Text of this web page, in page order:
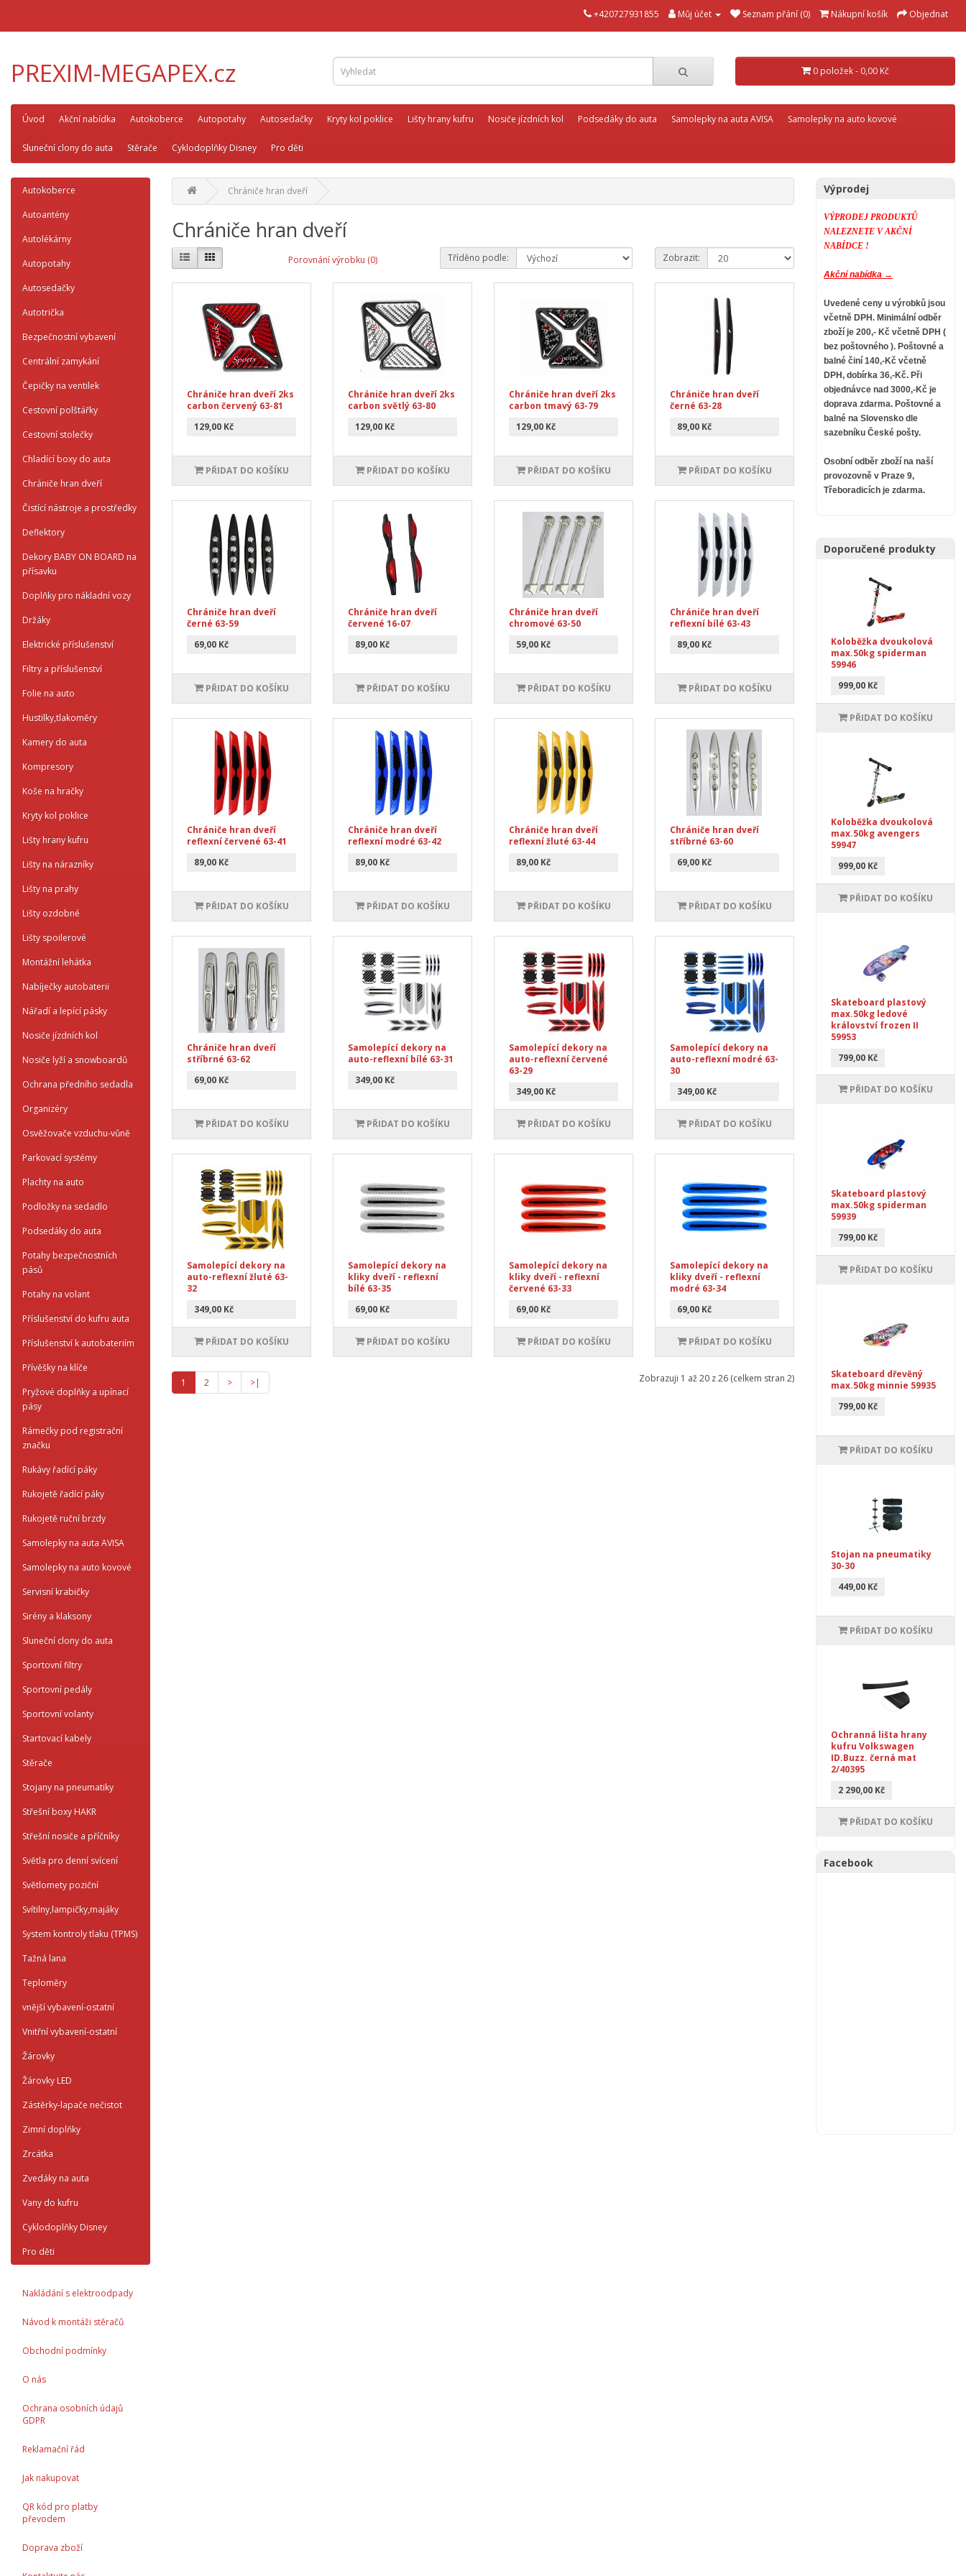
+420727931855 Můj účet Seznam přání (0) Nákupní košík Objednat
PREXIM-MEGAPEX.cz 0 položek - 0,00 Kč
Úvod Akční nabídka Autokoberce Autopotahy Autosedačky Kryty kol poklice Lišty hrany kufru Nosiče jízdních kol Podsedáky do auta Samolepky na auta AVISA Samolepky na auto kovové
Sluneční clony do auta Stěrače Cyklodoplňky Disney Pro děti
Autokoberce
Autoantény
Autolékárny
Autopotahy
Autosedačky
Autotrička
Bezpečnostní vybavení
Centrální zamykání
Čepičky na ventilek
Cestovní polštářky
Cestovní stolečky
Chladící boxy do auta
Chrániče hran dveří
Čistící nástroje a prostředky
Deflektory
Dekory BABY ON BOARD na
přísavku
Doplňky pro nákladní vozy
Držáky
Elektrické příslušenství
Filtry a příslušenství
Folie na auto
Hustilky,tlakoměry
Kamery do auta
Kompresory
Koše na hračky
Kryty kol poklice
Lišty hrany kufru
Lišty na nárazníky
Lišty na prahy
Lišty ozdobné
Lišty spoilerové
Montážní lehátka
Nabíječky autobaterii
Nářadí a lepící pásky
Nosiče jízdních kol
Nosiče lyží a snowboardů
Ochrana předního sedadla
Organizéry
Osvěžovače vzduchu-vůně
Parkovací systémy
Plachty na auto
Podložky na sedadlo
Podsedáky do auta
Potahy bezpečnostních
pásů
Potahy na volant
Příslušenství do kufru auta
Příslušenství k autobateriím
Přívěšky na klíče
Pryžové doplňky a upínací
pásy
Rámečky pod registrační
značku
Rukávy řadící páky
Rukojetě řadící páky
Rukojetě ruční brzdy
Samolepky na auta AVISA
Samolepky na auto kovové
Servisní krabičky
Sirény a klaksony
Sluneční clony do auta
Sportovní filtry
Sportovní pedály
Sportovní volanty
Startovací kabely
Stěrače
Stojany na pneumatiky
Střešní boxy HAKR
Střešní nosiče a příčníky
Světla pro denní svícení
Světlomety poziční
Svítilny,lampičky,majáky
System kontroly tlaku (TPMS)
Tažná lana
Teploměry
vnější vybavení-ostatní
Vnitřní vybavení-ostatní
Žárovky
Žárovky LED
Zástěrky-lapače nečistot
Zimní doplňky
Zrcátka
Zvedáky na auta
Vany do kufru
Cyklodoplňky Disney
Pro děti
Nakládání s elektroodpady
Návod k montáži stěračů
Obchodní podmínky
O nás
Ochrana osobních údajů
GDPR
Reklamační řád
Jak nakupovat
QR kód pro platby
převodem
Doprava zboží
Chrániče hran dveří
Chrániče hran dveří
Porovnání výrobku (0) Tříděno podle: Zobrazit:
Chrániče hran dveří 2ks
carbon červený 63-81
129,00 Kč
PŘIDAT DO KOŠÍKU
Chrániče hran dveří 2ks
carbon světlý 63-80
129,00 Kč
PŘIDAT DO KOŠÍKU
Chrániče hran dveří 2ks
carbon tmavý 63-79
129,00 Kč
PŘIDAT DO KOŠÍKU
Chrániče hran dveří
černé 63-28
89,00 Kč
PŘIDAT DO KOŠÍKU
Chrániče hran dveří
černé 63-59
69,00 Kč
PŘIDAT DO KOŠÍKU
Chrániče hran dveří
červené 16-07
89,00 Kč
PŘIDAT DO KOŠÍKU
Chrániče hran dveří
chromové 63-50
59,00 Kč
PŘIDAT DO KOŠÍKU
Chrániče hran dveří
reflexní bílé 63-43
89,00 Kč
PŘIDAT DO KOŠÍKU
Chrániče hran dveří
reflexní červené 63-41
89,00 Kč
PŘIDAT DO KOŠÍKU
Chrániče hran dveří
reflexní modré 63-42
89,00 Kč
PŘIDAT DO KOŠÍKU
Chrániče hran dveří
reflexní žluté 63-44
89,00 Kč
PŘIDAT DO KOŠÍKU
Chrániče hran dveří
stříbrné 63-60
69,00 Kč
PŘIDAT DO KOŠÍKU
Chrániče hran dveří
stříbrné 63-62
69,00 Kč
PŘIDAT DO KOŠÍKU
Samolepící dekory na
auto-reflexní bílé 63-31
349,00 Kč
PŘIDAT DO KOŠÍKU
Samolepící dekory na
auto-reflexní červené
63-29
349,00 Kč
PŘIDAT DO KOŠÍKU
Samolepící dekory na
auto-reflexní modré 63-
30
349,00 Kč
PŘIDAT DO KOŠÍKU
Samolepící dekory na
auto-reflexní žluté 63-
32
349,00 Kč
PŘIDAT DO KOŠÍKU
Samolepící dekory na
kliky dveří - reflexní
bílé 63-35
69,00 Kč
PŘIDAT DO KOŠÍKU
Samolepící dekory na
kliky dveří - reflexní
červené 63-33
69,00 Kč
PŘIDAT DO KOŠÍKU
Samolepící dekory na
kliky dveří - reflexní
modré 63-34
69,00 Kč
PŘIDAT DO KOŠÍKU
1 2 > >| Zobrazuji 1 až 20 z 26 (celkem stran 2)
Výprodej
VÝPRODEJ PRODUKTŮ
NALEZNETE V AKČNÍ
NABÍDCE !
Akční nabídka →
Uvedené ceny u výrobků jsou
včetně DPH. Minimální odběr
zboží je 200,- Kč včetně DPH (
bez poštovného ). Poštovné a
balné činí 140,-Kč včetně
DPH, dobírka 36,-Kč. Při
objednávce nad 3000,-Kč je
doprava zdarma. Poštovné a
balné na Slovensko dle
sazebníku České pošty.
Osobní odběr zboží na naší
provozovně v Praze 9,
Třeboradicích je zdarma.
Doporučené produkty
Koloběžka dvoukolová
max.50kg spiderman
59946
999,00 Kč
PŘIDAT DO KOŠÍKU
Koloběžka dvoukolová
max.50kg avengers
59947
999,00 Kč
PŘIDAT DO KOŠÍKU
Skateboard plastový
max.50kg ledové
království frozen II
59953
799,00 Kč
PŘIDAT DO KOŠÍKU
Skateboard plastový
max.50kg spiderman
59939
799,00 Kč
PŘIDAT DO KOŠÍKU
Skateboard dřevěný
max.50kg minnie 59935
799,00 Kč
PŘIDAT DO KOŠÍKU
Stojan na pneumatiky
30-30
449,00 Kč
PŘIDAT DO KOŠÍKU
Ochranná lišta hrany
kufru Volkswagen
ID.Buzz. černá mat
2/40395
2 290,00 Kč
PŘIDAT DO KOŠÍKU
Facebook